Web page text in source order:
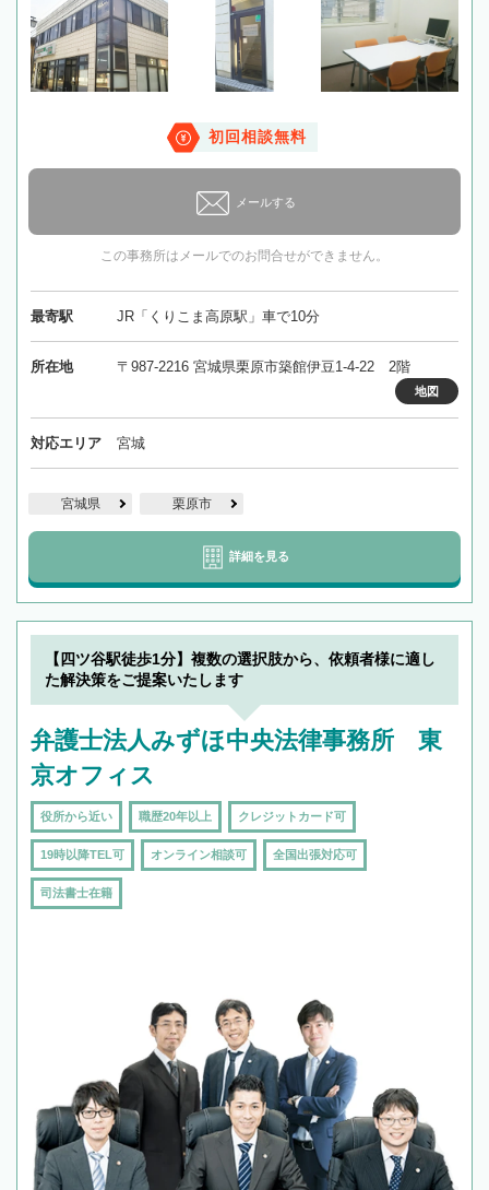
初回相談無料
メールする
この事務所はメールでのお問合せができません。
最寄駅 JR「くりこま高原駅」車で10分
所在地 〒987-2216 宮城県栗原市築館伊豆1-4-22 2階
地図
対応エリア 宮城
宮城県 栗原市
詳細を見る
【四ツ谷駅徒歩1分】複数の選択肢から、依頼者様に適し
た解決策をご提案いたします
弁護士法人みずほ中央法律事務所 東
京オフィス
役所から近い 職歴20年以上 クレジットカード可
19時以降TEL可 オンライン相談可 全国出張対応可
司法書士在籍